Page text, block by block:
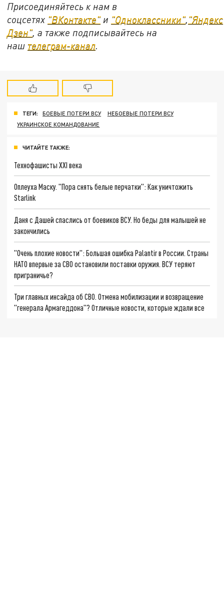
Присоединяйтесь к нам в
соцсетях "ВКонтакте" и "Одноклассники", "Яндекс
Дзен", а также подписывайтесь на
наш телеграм-канал.
ТЕГИ: БОЕВЫЕ ПОТЕРИ ВСУ
НЕБОЕВЫЕ ПОТЕРИ ВСУ
УКРАИНСКОЕ КОМАНДОВАНИЕ
ЧИТАЙТЕ ТАКЖЕ:
Технофашисты XXI века
Оплеуха Маску. "Пора снять белые перчатки": Как уничтожить
Starlink
Даня с Дашей спаслись от боевиков ВСУ. Но беды для малышей не
закончились
"Очень плохие новости": Большая ошибка Palantir в России. Страны
НАТО впервые за СВО остановили поставки оружия. ВСУ теряют
приграничье?
Три главных инсайда об СВО. Отмена мобилизации и возвращение
"генерала Армагеддона"? Отличные новости, которые ждали все